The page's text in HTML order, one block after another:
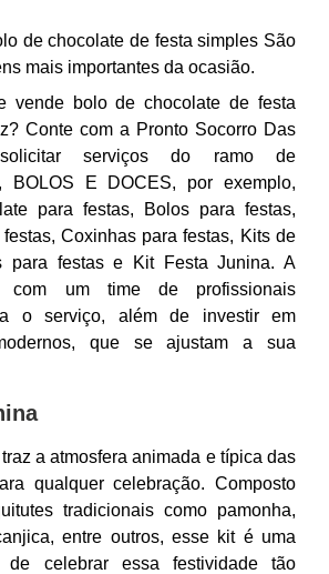
de chocolate de festa simples São
mais importantes da ocasião.
vende bolo de chocolate de festa
Conte com a Pronto Socorro Das
serviços do ramo de
BOLOS E DOCES, por exemplo,
para festas, Bolos para festas,
Coxinhas para festas, Kits de
para festas e Kit Festa Junina. A
com um time de profissionais
o serviço, além de investir em
que se ajustam a sua
a atmosfera animada e típica das
qualquer celebração. Composto
tradicionais como pamonha,
entre outros, esse kit é uma
de celebrar essa festividade tão